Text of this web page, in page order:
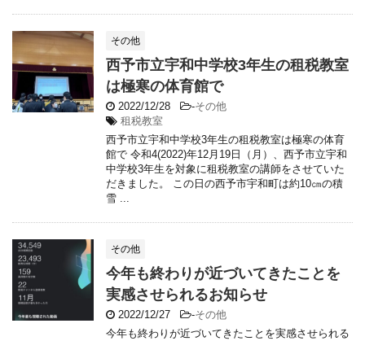
その他
西予市立宇和中学校3年生の租税教室
は極寒の体育館で
2022/12/28 -その他
租税教室
西予市立宇和中学校3年生の租税教室は極寒の体育
館で 令和4(2022)年12月19日（月）、西予市立宇和
中学校3年生を対象に租税教室の講師をさせていた
だきました。 この日の西予市宇和町は約10㎝の積
雪 ...
その他
今年も終わりが近づいてきたことを
実感させられるお知らせ
2022/12/27 -その他
今年も終わりが近づいてきたことを実感させられる